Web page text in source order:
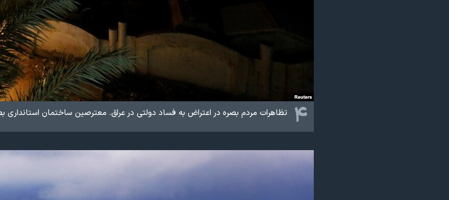
۴ تظاهرات مردم بصره در اعتراض به فساد دولتی در عراق. معترصین ساختمان استانداری